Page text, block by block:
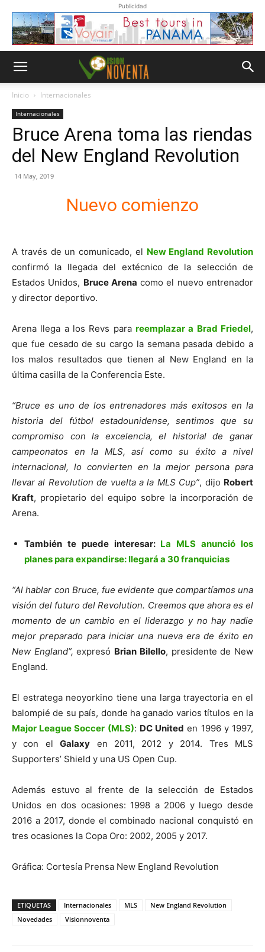
Publicidad
Inicio Internacionales
Internacionales
Bruce Arena toma las riendas
del New England Revolution
14 May, 2019
Nuevo comienzo
A través de un comunicado, el New England Revolution
confirmó la llegada del extécnico de la selección de
Estados Unidos, Bruce Arena como el nuevo entrenador
y director deportivo.
Arena llega a los Revs para reemplazar a Brad Friedel,
que fue cesado de su cargo la semana pasada debido a
los malos resultados que tienen al New England en la
última casilla de la Conferencia Este.
“Bruce es uno de los entrenadores más exitosos en la
historia del fútbol estadounidense, sentimos que su
compromiso con la excelencia, el historial de ganar
campeonatos en la MLS, así como su éxito a nivel
internacional, lo convierten en la mejor persona para
llevar al Revolution de vuelta a la MLS Cup”, dijo Robert
Kraft, propietario del equipo sobre la incorporación de
Arena.
También te puede interesar: La MLS anunció los
planes para expandirse: llegará a 30 franquicias
“Al hablar con Bruce, fue evidente que compartíamos una
visión del futuro del Revolution. Creemos que ahora es el
momento de un cambio en el liderazgo y no hay nadie
mejor preparado para iniciar una nueva era de éxito en
New England”, expresó Brian Bilello, presidente de New
England.
El estratega neoyorkino tiene una larga trayectoria en el
balompié de su país, donde ha ganado varios títulos en la
Major League Soccer (MLS): DC United en 1996 y 1997,
y con elGalaxy en 2011, 2012 y 2014. Tres MLS
Supporters’ Shield y una US Open Cup.
Además estuvo al frente de la selección de Estados
Unidos en dos ocasiones: 1998 a 2006 y luego desde
2016 a 2017, donde el combinado nacional conquistó en
tres ocasiones la Copa Oro: 2002, 2005 y 2017.
Gráfica: Cortesía Prensa New England Revolution
ETIQUETAS Internacionales MLS
New England Revolution
Novedades
Visionnoventa